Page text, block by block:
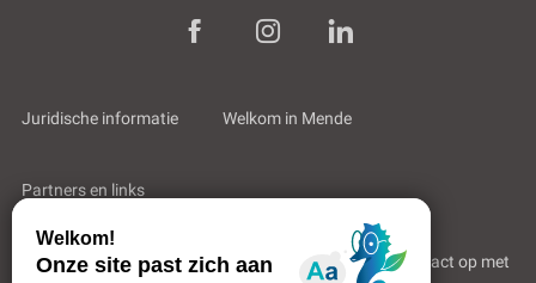
Juridische informatie Welkom in Mende
Partners en links
Professioneel gebied Wie zijn wij? Neem contact op met